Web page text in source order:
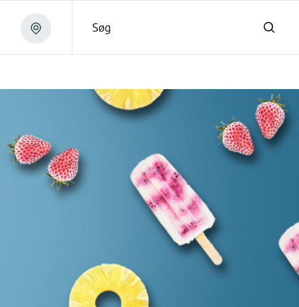
Søg